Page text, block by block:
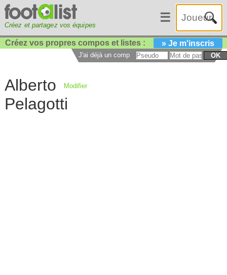
Créez et partagez vos équipes
☰
Créez vos propres compos et listes : » Je m'inscris
J'ai déjà un compte : OK
Alberto
Pelagotti
Modifier